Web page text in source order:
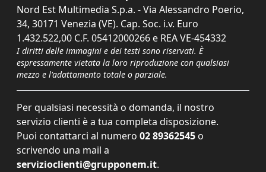
Nord Est Multimedia S.p.a. - Via Alessandro Poerio,
34, 30171 Venezia (VE). Cap. Soc. i.v. Euro
1.432.522,00 C.F. 05412000266 e REA VE-454332
I diritti delle immagini e dei testi sono riservati. È
espressamente vietata la loro riproduzione con qualsiasi
mezzo e l'adattamento totale o parziale.
Per qualsiasi necessità o domanda, il nostro
servizio clienti è a tua completa disposizione.
Puoi contattarci al numero 02 89362545 o
scrivendo una mail a
servizioclienti@grupponem.it.